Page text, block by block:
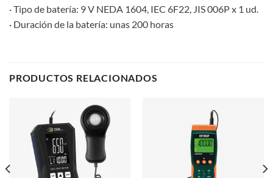
· Tipo de batería: 9 V NEDA 1604, IEC 6F22, JIS 006P x 1 ud.
· Duración de la batería: unas 200 horas
PRODUCTOS RELACIONADOS